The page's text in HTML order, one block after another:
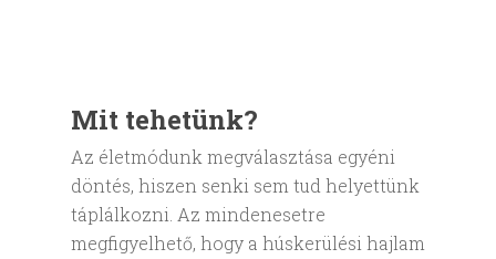
Mit tehetünk?
Az életmódunk megválasztása egyéni
döntés, hiszen senki sem tud helyettünk
táplálkozni. Az mindenesetre
megfigyelhető, hogy a húskerülési hajlam